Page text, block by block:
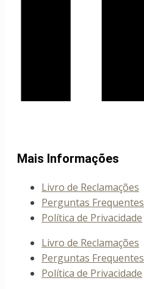
Mais Informações
Livro de Reclamações
Perguntas Frequentes
Política de Privacidade
Livro de Reclamações
Perguntas Frequentes
Política de Privacidade